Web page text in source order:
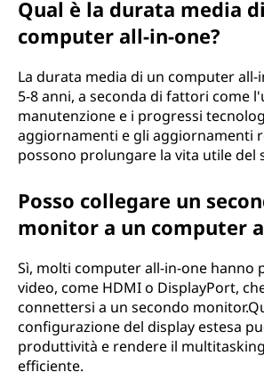
Qual è la durata media
computer all-in-one?
La durata media di un computer all-
5-8 anni, a seconda di fattori come
manutenzione e i progressi
aggiornamenti e gli aggiornamenti
possono prolungare la vita utile del
Posso collegare un
monitor a un computer
Sì, molti computer all-in-one hanno
video, come HDMI o DisplayPort,
connettersi a un secondo
configurazione del display estesa
produttività e rendere il
efficiente.